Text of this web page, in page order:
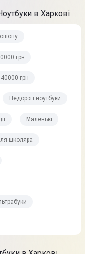
в Харкові
грн
грн
Недорогі ноутбуки
Маленькі
школяра